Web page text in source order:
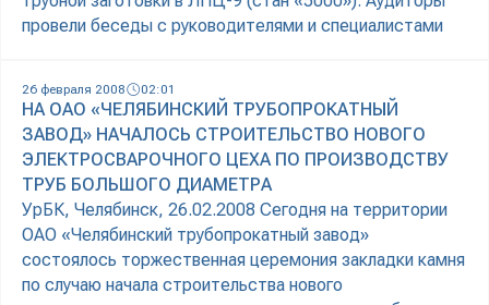
провели беседы с руководителями и специалистами
26 февраля 2008 02:01
НА ОАО «ЧЕЛЯБИНСКИЙ ТРУБОПРОКАТНЫЙ
ЗАВОД» НАЧАЛОСЬ СТРОИТЕЛЬСТВО НОВОГО
ЭЛЕКТРОСВАРОЧНОГО ЦЕХА ПО ПРОИЗВОДСТВУ
ТРУБ БОЛЬШОГО ДИАМЕТРА
УрБК, Челябинск, 26.02.2008 Сегодня на территории
ОАО «Челябинский трубопрокатный завод»
состоялось торжественная церемония закладки камня
по случаю начала строительства нового